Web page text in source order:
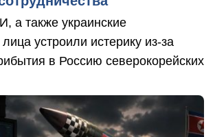
а также украинские
устроили истерику из-за
в Россию северокорейских